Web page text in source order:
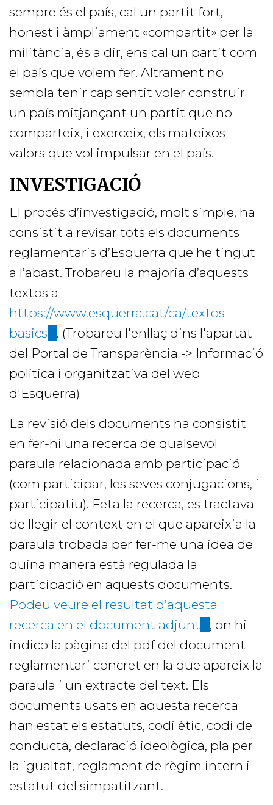
sempre és el país, cal un partit fort,
honest i àmpliament «compartit» per la
militància, és a dir, ens cal un partit com
el país que volem fer. Altrament no
sembla tenir cap sentit voler construir
un país mitjançant un partit que no
comparteix, i exerceix, els mateixos
valors que vol impulsar en el país.
INVESTIGACIÓ
El procés d’investigació, molt simple, ha
consistit a revisar tots els documents
reglamentaris d’Esquerra que he tingut
a l’abast. Trobareu la majoria d’aquests
textos a
https://www.esquerra.cat/ca/textos-
basics (link
is
external)
. (Trobareu l'enllaç dins l'apartat
del Portal de Transparència -> Informació
política i organitzativa del web
d'Esquerra)
La revisió dels documents ha consistit
en fer-hi una recerca de qualsevol
paraula relacionada amb participació
(com participar, les seves conjugacions, i
participatiu). Feta la recerca, es tractava
de llegir el context en el que apareixia la
paraula trobada per fer-me una idea de
quina manera està regulada la
participació en aquests documents.
Podeu veure el resultat d’aquesta
recerca en el document adjunt (link
is
external)
, on hi
indico la pàgina del pdf del document
reglamentari concret en la que apareix la
paraula i un extracte del text. Els
documents usats en aquesta recerca
han estat els estatuts, codi ètic, codi de
conducta, declaració ideològica, pla per
la igualtat, reglament de règim intern i
estatut del simpatitzant.